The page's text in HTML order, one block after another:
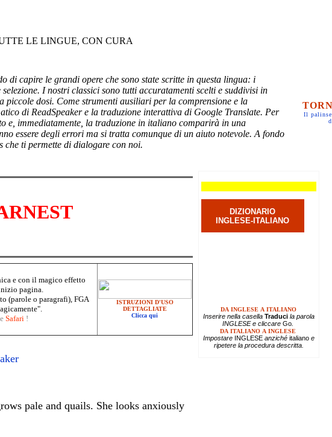
LE LINGUE, CON CURA
di capire le grandi opere che sono state scritte in questa lingua: i
I nostri classici sono tutti accuratamenti scelti e suddivisi in
dosi. Come strumenti ausiliari per la comprensione e la
di ReadSpeaker e la traduzione interattiva di Google Translate. Per
e, immediatamente, la traduzione in italiano comparirà in una
essere degli errori ma si tratta comunque di un aiuto notevole. A fondo
che ti permette di dialogare con noi.
Il
e con il magico effetto
pagina.
(parole o paragrafi), FGA
Safari !
ISTRUZIONI D'USO
DETTAGLIATE
Clicca qui
pale and quails. She looks anxiously
DIZIONARIO
INGLESE-ITALIANO
DA INGLESE A ITALIANO
Inserire nella casella Traducila parola
INGLESE e cliccare Go.
DA ITALIANO A INGLESE
Impostare INGLESEanziché italianoe
ripetere la procedura descritta.